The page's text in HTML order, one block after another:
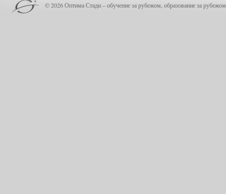
© 2026 Оптима Стади – обучение за рубежом, образование за